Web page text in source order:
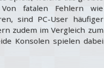
fatalen Fehlern wie
sind PC-User häufiger
zudem im Vergleich zum
Konsolen spielen dabei